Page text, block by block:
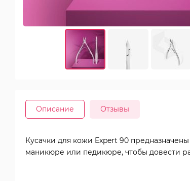
Описание Отзывы
Кусачки для кожи Expert 90
маникюре или педикюре, чтобы довести